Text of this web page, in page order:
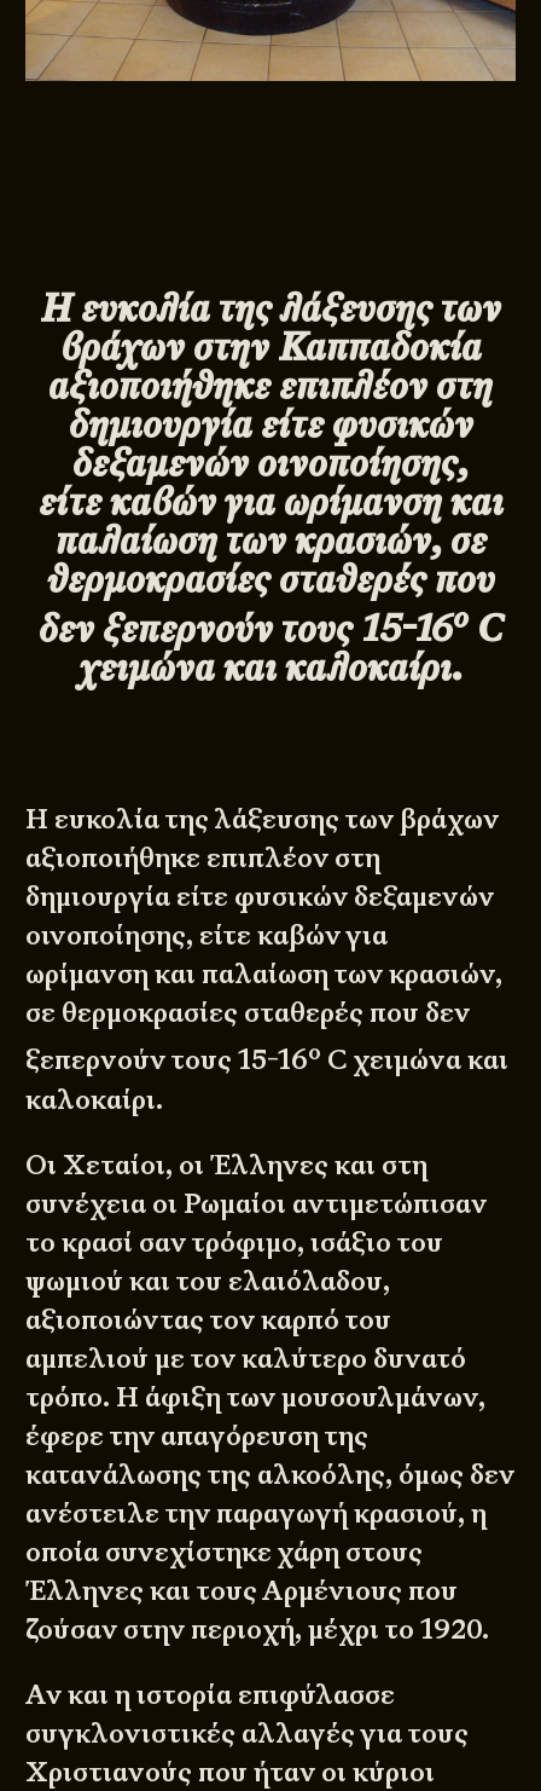
Η ευκολία της λάξευσης των
βράχων στην Καππαδοκία
αξιοποιήθηκε επιπλέον στη
δημιουργία είτε φυσικών
δεξαμενών οινοποίησης,
είτε καβών για ωρίμανση και
παλαίωση των κρασιών, σε
θερμοκρασίες σταθερές που
δεν ξεπερνούν τους 15-16ο C
χειμώνα και καλοκαίρι.
Η ευκολία της λάξευσης των βράχων
αξιοποιήθηκε επιπλέον στη
δημιουργία είτε φυσικών δεξαμενών
οινοποίησης, είτε καβών για
ωρίμανση και παλαίωση των κρασιών,
σε θερμοκρασίες σταθερές που δεν
ξεπερνούν τους 15-16ο C χειμώνα και
καλοκαίρι.
Οι Χεταίοι, οι Έλληνες και στη
συνέχεια οι Ρωμαίοι αντιμετώπισαν
το κρασί σαν τρόφιμο, ισάξιο του
ψωμιού και του ελαιόλαδου,
αξιοποιώντας τον καρπό του
αμπελιού με τον καλύτερο δυνατό
τρόπο. Η άφιξη των μουσουλμάνων,
έφερε την απαγόρευση της
κατανάλωσης της αλκοόλης, όμως δεν
ανέστειλε την παραγωγή κρασιού, η
οποία συνεχίστηκε χάρη στους
Έλληνες και τους Αρμένιους που
ζούσαν στην περιοχή, μέχρι το 1920.
Αν και η ιστορία επιφύλασσε
συγκλονιστικές αλλαγές για τους
Χριστιανούς που ήταν οι κύριοι